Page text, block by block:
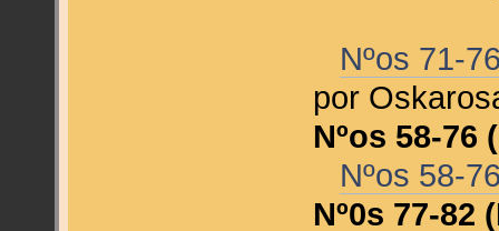
Nºos 71-
por
Nºos 58-
Nºos 58-
Nº0s 77-